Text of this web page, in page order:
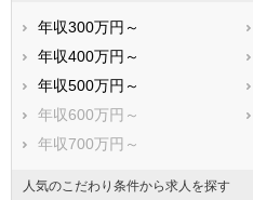
尾張旭市
岩倉市
日進市
愛西市
北名古屋市
みよし市
年収300万円～
年収400万円～
年収500万円～
年収600万円～
年収700万円～
人気のこだわり条件から求人を探す